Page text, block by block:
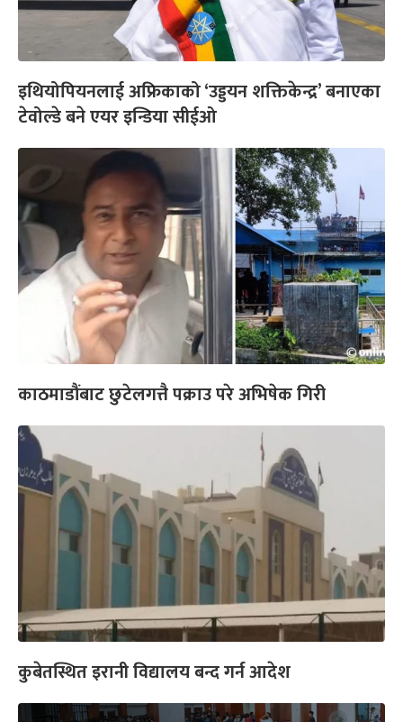
इथियोपियनलाई अफ्रिकाको ‘उड्डयन शक्तिकेन्द्र’ बनाएका
टेवोल्डे बने एयर इन्डिया सीईओ
काठमाडौंबाट छुटेलगत्तै पक्राउ परे अभिषेक गिरी
कुबेतस्थित इरानी विद्यालय बन्द गर्न आदेश